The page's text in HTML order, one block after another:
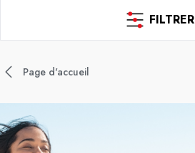
FILTRER
Page d'accueil